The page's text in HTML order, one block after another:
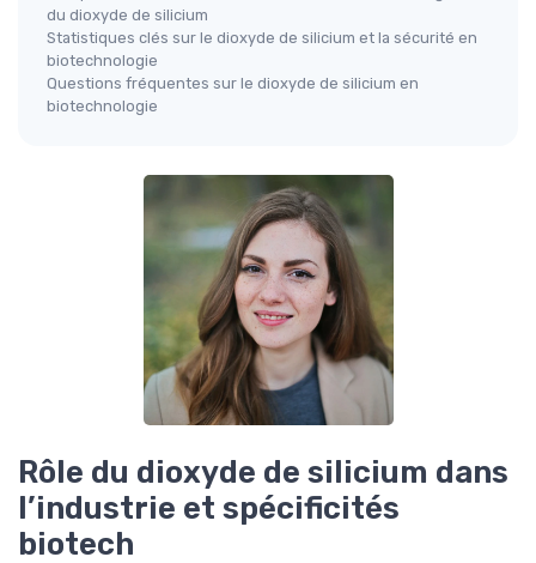
du dioxyde de silicium
Statistiques clés sur le dioxyde de silicium et la sécurité en
biotechnologie
Questions fréquentes sur le dioxyde de silicium en
biotechnologie
Rôle du dioxyde de silicium dans
l’industrie et spécificités
biotech